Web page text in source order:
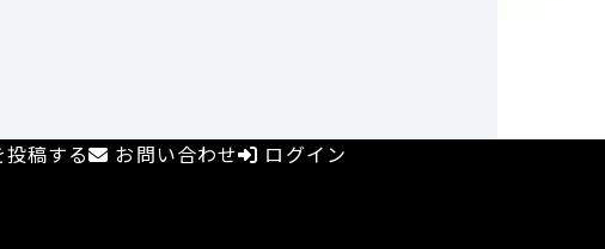
投稿する お問い合わせ ログイン